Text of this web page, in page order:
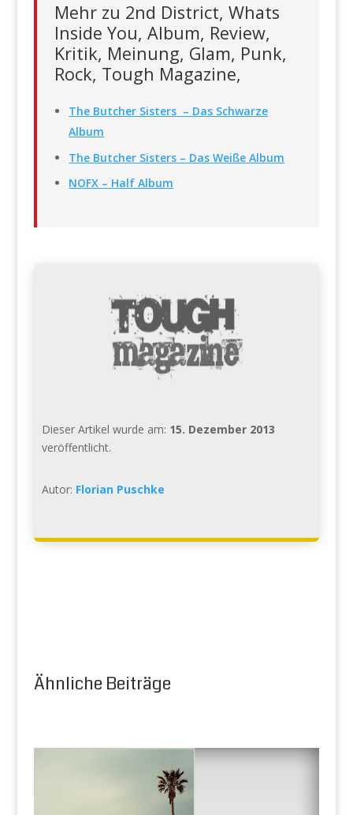
Mehr zu 2nd District, Whats
Inside You, Album, Review,
Kritik, Meinung, Glam, Punk,
Rock, Tough Magazine,
The Butcher Sisters – Das Schwarze
Album
The Butcher Sisters – Das Weiße Album
NOFX – Half Album
Dieser Artikel wurde am: 15. Dezember 2013
veröffentlicht.
Autor: Florian Puschke
Ähnliche Beiträge